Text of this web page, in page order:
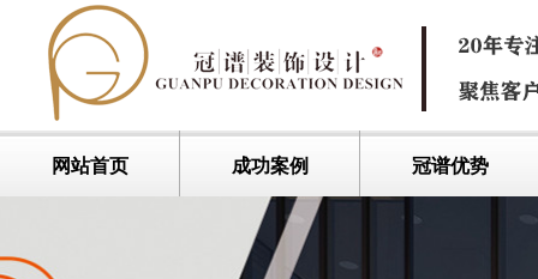
网站首页 成功案例 冠谱优势